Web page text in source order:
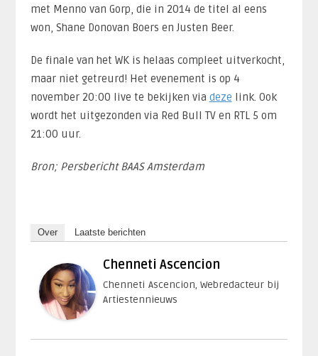
met Menno van Gorp, die in 2014 de titel al eens
won, Shane Donovan Boers en Justen Beer.
De finale van het WK is helaas compleet uitverkocht,
maar niet getreurd! Het evenement is op 4
november 20:00 live te bekijken via deze link. Ook
wordt het uitgezonden via Red Bull TV en RTL 5 om
21:00 uur.
Bron; Persbericht BAAS Amsterdam
Over Laatste berichten
Chenneti Ascencion
Chenneti Ascencion, Webredacteur bij
Artiestennieuws